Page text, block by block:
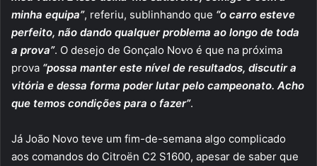
minha equipa”, referiu, sublinhando que “o carro esteve
perfeito, não dando qualquer problema ao longo de toda
a prova”. O desejo de Gonçalo Novo é que na próxima
prova “possa manter este nível de resultados, discutir a
vitória e dessa forma poder lutar pelo campeonato. Acho
que temos condições para o fazer”.
Já João Novo teve um fim-de-semana algo complicado
aos comandos do Citroën C2 S1600, apesar de saber que